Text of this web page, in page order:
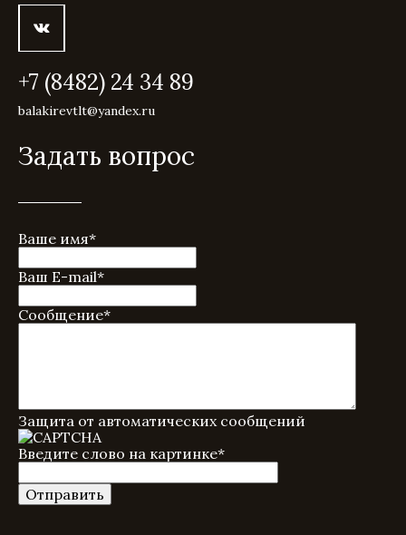
+7 (8482) 24 34 89
balakirevtlt@yandex.ru
Задать вопрос
Ваше имя*
Ваш E-mail*
Сообщение*
Защита от автоматических сообщений
Введите слово на картинке*